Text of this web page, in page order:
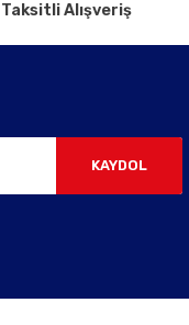
Taksitli Alışveriş
KAYDOL